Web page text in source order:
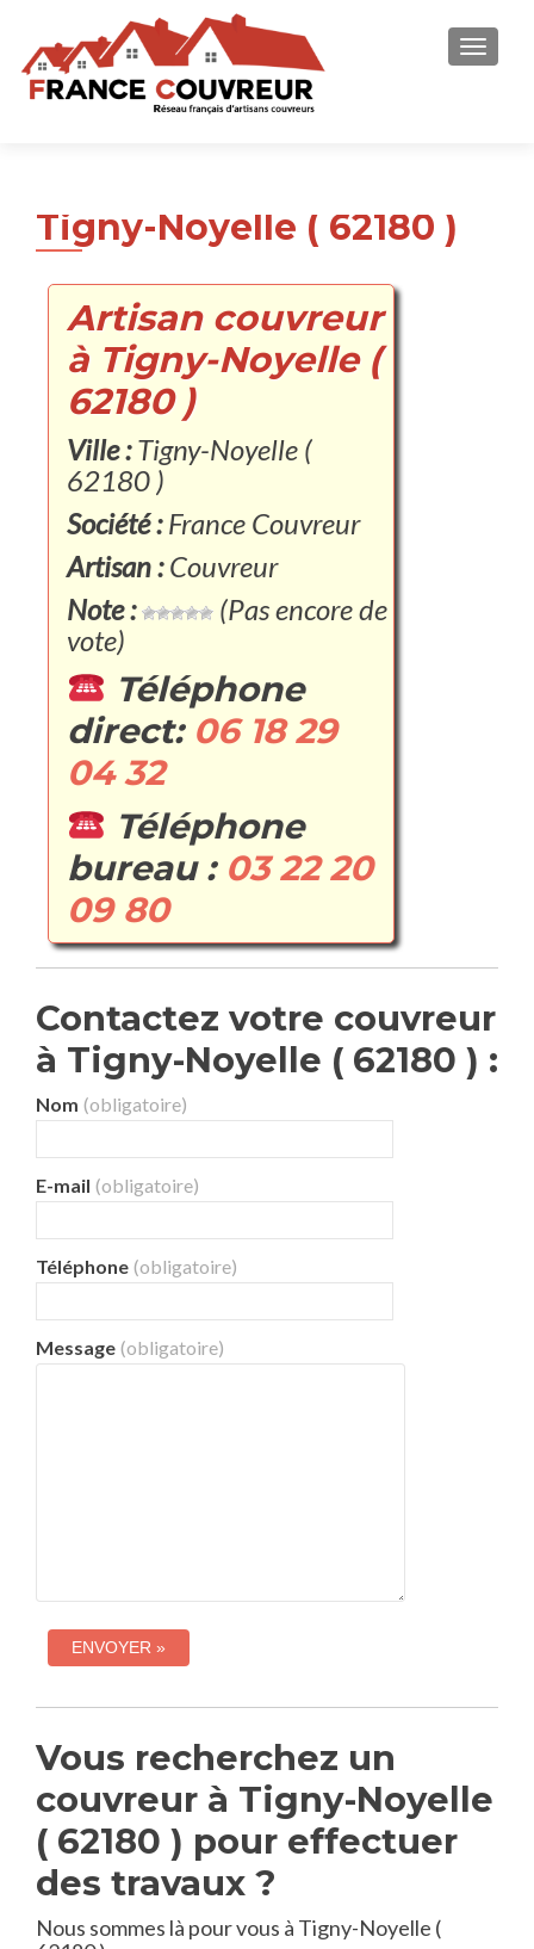
Tigny-Noyelle ( 62180 )
Artisan couvreur
à Tigny-Noyelle (
62180 )
Ville :Tigny-Noyelle (
62180 )
Société :France Couvreur
Artisan :Couvreur
Note :
(Pas encore de
vote)
Téléphone
direct: 06 18 29
04 32
Téléphone
bureau : 03 22 20
09 80
Contactez votre couvreur
à Tigny-Noyelle ( 62180 ) :
Nom (obligatoire)
E-mail (obligatoire)
Téléphone (obligatoire)
Message (obligatoire)
Vous recherchez un
couvreur à Tigny-Noyelle
( 62180 ) pour effectuer
des travaux ?
Nous sommes là pour vous à Tigny-Noyelle (